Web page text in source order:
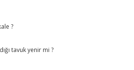
?
tavuk yenir mi ?